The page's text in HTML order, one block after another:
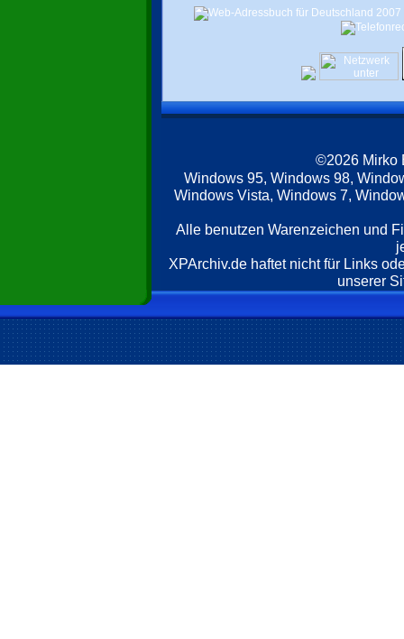
©2026 Mirko
Windows 95, Windows 98,
Windows Vista, Windows 7,
Alle benutzen Warenzeichen und
XPArchiv.de haftet nicht für Links
unserer